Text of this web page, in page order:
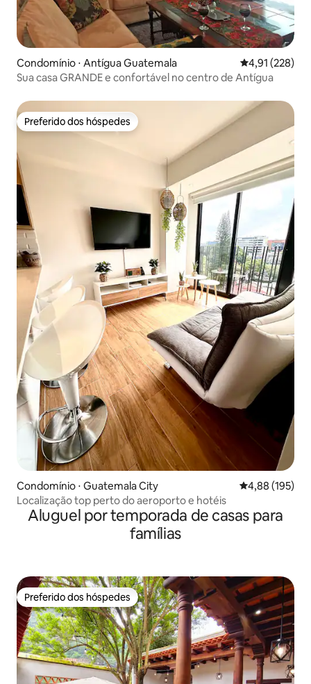
Condomínio ⋅ Antígua Guatemala 4,91 de uma
4,91 (228)
Sua casa GRANDE e confortável no centro de Antígua
Preferido dos hóspedes
Preferido dos hóspedes
Condomínio ⋅ Guatemala City 4,88 de uma
4,88 (195)
Localização top perto do aeroporto e hotéis
Aluguel por temporada de casas para
famílias
Preferido dos hóspedes
Preferido dos hóspedes